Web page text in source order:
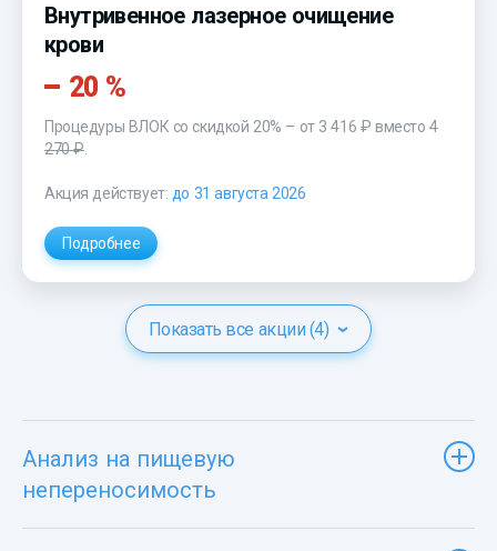
Внутривенное лазерное очищение
крови
20 %
Процедуры ВЛОК со скидкой 20% – от 3 416 ₽ вместо 4
270 ₽.
Акция действует: до 31 августа 2026
Подробнее
Показать все акции (4)
Анализ на пищевую
непереносимость